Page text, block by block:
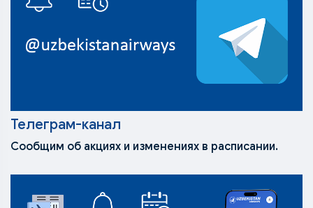
Телеграм-канал
Сообщим об акциях и изменениях в расписании.